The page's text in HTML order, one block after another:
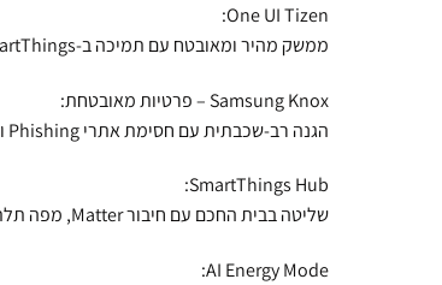
One UI Tizen:
ממשק מהיר ומאובטח עם תמיכה ב‑SmartThings ו־Daily+, כולל עדכוני OS ל־7 שנים.
Samsung Knox – פרטיות מאובטחת:
הגנה רב‑שכבתית עם חסימת אתרי Phishing וזיהוי אפליקציות זדוניות.
SmartThings Hub:
שליטה בבית החכם עם חיבור Matter, מפה תלת־ממדית ואוטומציות חכמות.
AI Energy Mode: